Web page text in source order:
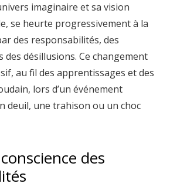
imaginaire et sa vision
se heurte progressivement à la
des responsabilités, des
désillusions. Ce changement
au fil des apprentissages et des
lors d’un événement
deuil, une trahison ou un choc
des